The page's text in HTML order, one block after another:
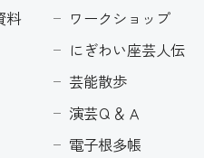
料
ワークショップ
にぎわい座芸人伝
芸能散歩
演芸Ｑ＆Ａ
電子根多帳